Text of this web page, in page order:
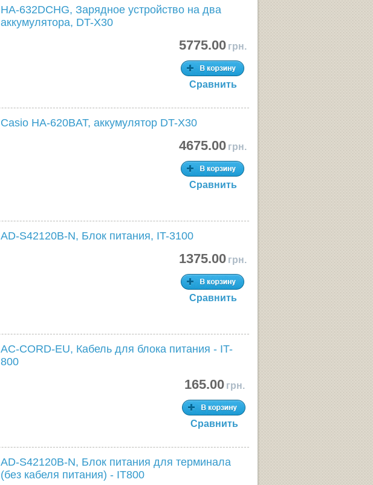
HA-632DCHG, Зарядное устройство на два
аккумулятора, DT-X30
5775.00 грн.
Сравнить
Casio HA-620BAT, аккумулятор DT-X30
4675.00 грн.
Сравнить
AD-S42120B-N, Блок питания, IT-3100
1375.00 грн.
Сравнить
AC-CORD-EU, Кабель для блока питания - IT-
800
165.00 грн.
Сравнить
AD-S42120B-N, Блок питания для терминала
(без кабеля питания) - IT800